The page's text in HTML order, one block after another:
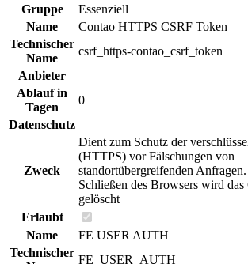
Gruppe
Essenziell
Name
Contao HTTPS CSRF Token
Technischer
Name
csrf_https-contao_csrf_token
Anbieter
Ablauf in
Tagen
0
Datenschutz
Zweck
Dient zum Schutz der
(HTTPS) vor Fälschungen von
standortübergreifenden
Schließen des Browsers wird
gelöscht
Erlaubt
Name
FE USER AUTH
Technischer
FE_USER_AUTH